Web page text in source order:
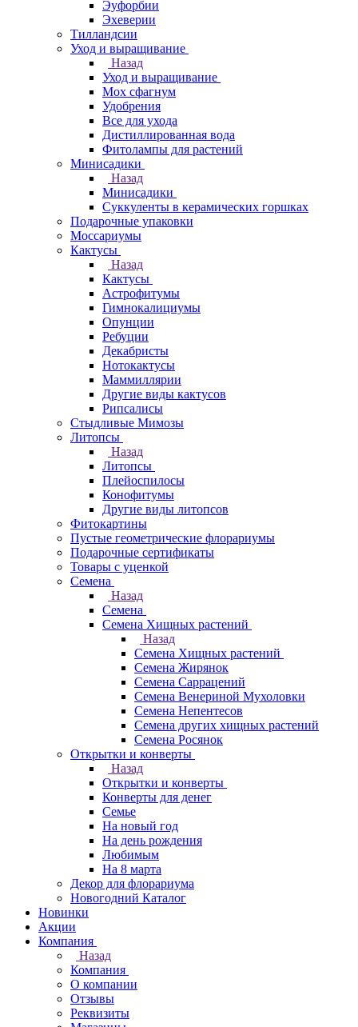
Эуфорбии
Эхеверии
Тилландсии
Уход и выращивание
Назад
Уход и выращивание
Мох сфагнум
Удобрения
Все для ухода
Дистиллированная вода
Фитолампы для растений
Минисадики
Назад
Минисадики
Суккуленты в керамических горшках
Подарочные упаковки
Моссариумы
Кактусы
Назад
Кактусы
Астрофитумы
Гимнокалициумы
Опунции
Ребуции
Декабристы
Нотокактусы
Маммиллярии
Другие виды кактусов
Рипсалисы
Стыдливые Мимозы
Литопсы
Назад
Литопсы
Плейоспилосы
Конофитумы
Другие виды литопсов
Фитокартины
Пустые геометрические флорариумы
Подарочные сертификаты
Товары с уценкой
Семена
Назад
Семена
Семена Хищных растений
Назад
Семена Хищных растений
Семена Жирянок
Семена Саррацений
Семена Венериной Мухоловки
Семена Непентесов
Семена других хищных растений
Семена Росянок
Открытки и конверты
Назад
Открытки и конверты
Конверты для денег
Семье
На новый год
На день рождения
Любимым
На 8 марта
Декор для флорариума
Новогодний Каталог
Новинки
Акции
Компания
Назад
Компания
О компании
Отзывы
Реквизиты